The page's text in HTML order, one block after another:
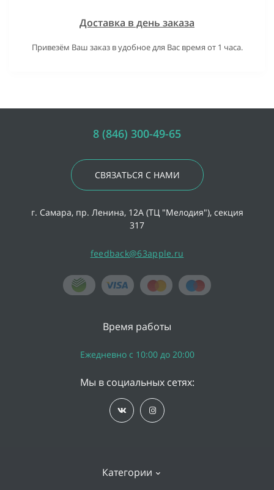
Доставка в день заказа
Привезём Ваш заказ в удобное для Вас время от 1 часа.
8 (846) 300-49-65
СВЯЗАТЬСЯ С НАМИ
г. Самара, пр. Ленина, 12А (ТЦ "Мелодия"), секция
317
feedback@63apple.ru
Категории
Время работы
Ежедневно с 10:00 до 20:00
Мы в социальных сетях: